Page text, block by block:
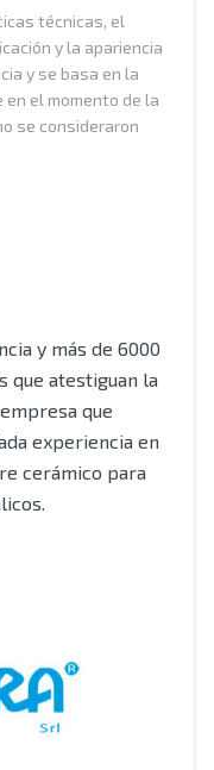
técnicas, el
y la apariencia
y se basa en la
el momento de la
se consideraron
y más de 6000
que atestiguan la
que
experiencia en
cerámico para